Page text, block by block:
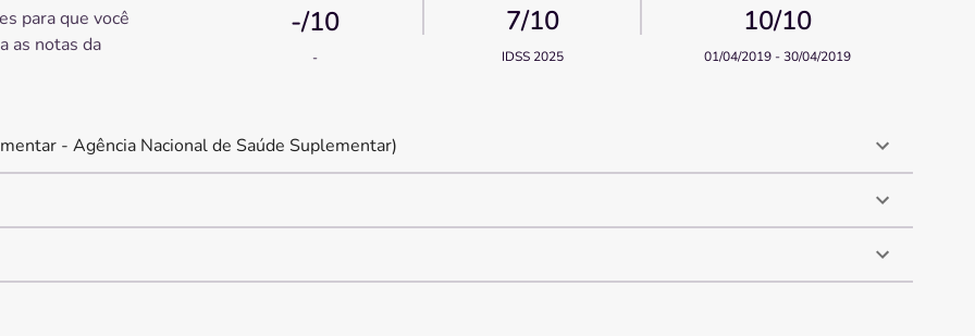
para que você
as notas da
-/10
-
7/10
IDSS 2025
10/10
01/04/2019 - 30/04/2019
- Agência Nacional de Saúde Suplementar)